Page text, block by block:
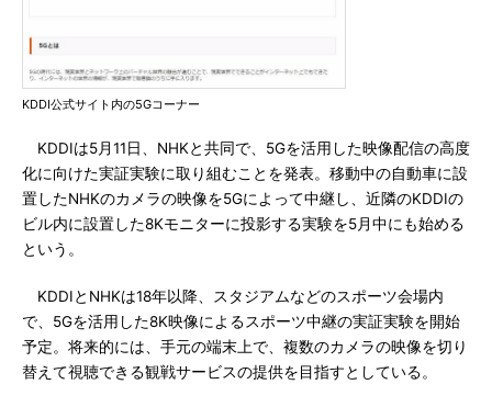
KDDI公式サイト内の5Gコーナー
KDDIは5月11日、NHKと共同で、5Gを活用した映像配信の高度
化に向けた実証実験に取り組むことを発表。移動中の自動車に設
置したNHKのカメラの映像を5Gによって中継し、近隣のKDDIの
ビル内に設置した8Kモニターに投影する実験を5月中にも始める
という。
KDDIとNHKは18年以降、スタジアムなどのスポーツ会場内
で、5Gを活用した8K映像によるスポーツ中継の実証実験を開始
予定。将来的には、手元の端末上で、複数のカメラの映像を切り
替えて視聴できる観戦サービスの提供を目指すとしている。